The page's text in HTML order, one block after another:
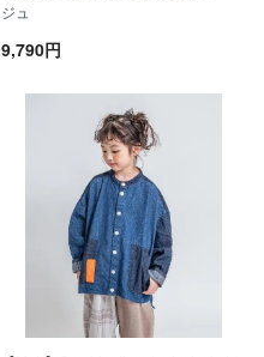
ジュ
9,790円